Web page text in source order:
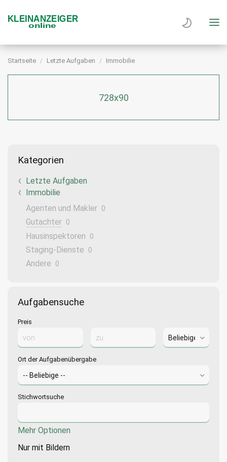
Startseite Letzte Aufgaben Immobilie
728x90
Kategorien
Letzte Aufgaben
Immobilie
Agenten und Makler 0
Gutachter 0
Hausinspektoren 0
Staging-Dienste 0
Andere 0
Aufgabensuche
Preis
Ort der Aufgabenübergabe
Stichwortsuche
Mehr Optionen
Nur mit Bildern